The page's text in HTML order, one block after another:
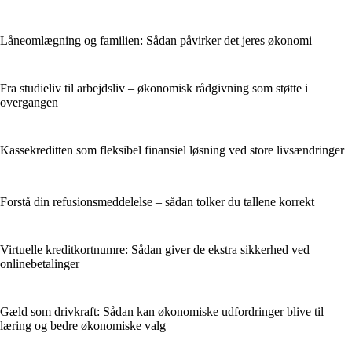
Låneomlægning og familien: Sådan påvirker det jeres økonomi
Fra studieliv til arbejdsliv – økonomisk rådgivning som støtte i
overgangen
Kassekreditten som fleksibel finansiel løsning ved store livsændringer
Forstå din refusionsmeddelelse – sådan tolker du tallene korrekt
Virtuelle kreditkortnumre: Sådan giver de ekstra sikkerhed ved
onlinebetalinger
Gæld som drivkraft: Sådan kan økonomiske udfordringer blive til
læring og bedre økonomiske valg